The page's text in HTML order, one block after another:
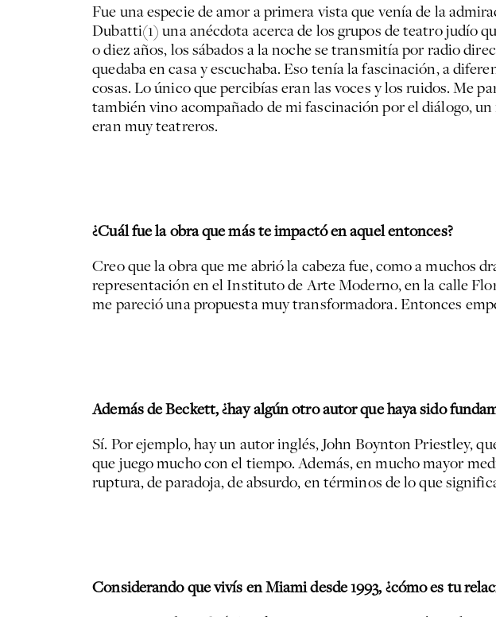
Fue una especie de amor a primera vista que venía de la
Dubatti(1) una anécdota acerca de los grupos de teatro judío
o diez años, los sábados a la noche se transmitía por radio
quedaba en casa y escuchaba. Eso tenía la fascinación, a
cosas. Lo único que percibías eran las voces y los ruidos. Me
también vino acompañado de mi fascinación por el diálogo,
eran muy teatreros.
¿Cuál fue la obra que más te impactó en aquel entonces?
Creo que la obra que me abrió la cabeza fue, como a muchos
representación en el Instituto de Arte Moderno, en la calle
me pareció una propuesta muy transformadora. Entonces
Además de Beckett, ¿hay algún otro autor que haya sido
Sí. Por ejemplo, hay un autor inglés, John Boynton Priestley,
que juego mucho con el tiempo. Además, en mucho mayor
ruptura, de paradoja, de absurdo, en términos de lo que
Considerando que vivís en Miami desde 1993, ¿cómo es tu